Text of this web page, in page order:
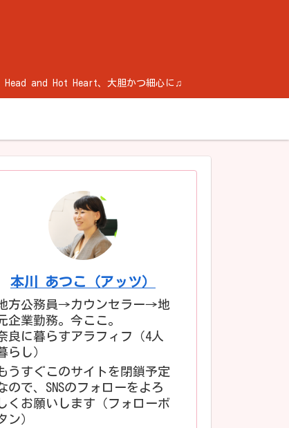
Head and Hot Heart、大胆かつ細心に♫
本川 あつこ（アッツ）
方公務員→カウンセラー→地
企業勤務。今ここ。
良に暮らすアラフィフ（4人
らし）
うすぐこのサイトを閉鎖予定
ので、SNSのフォローをよろ
くお願いします（フォローボ
ン）